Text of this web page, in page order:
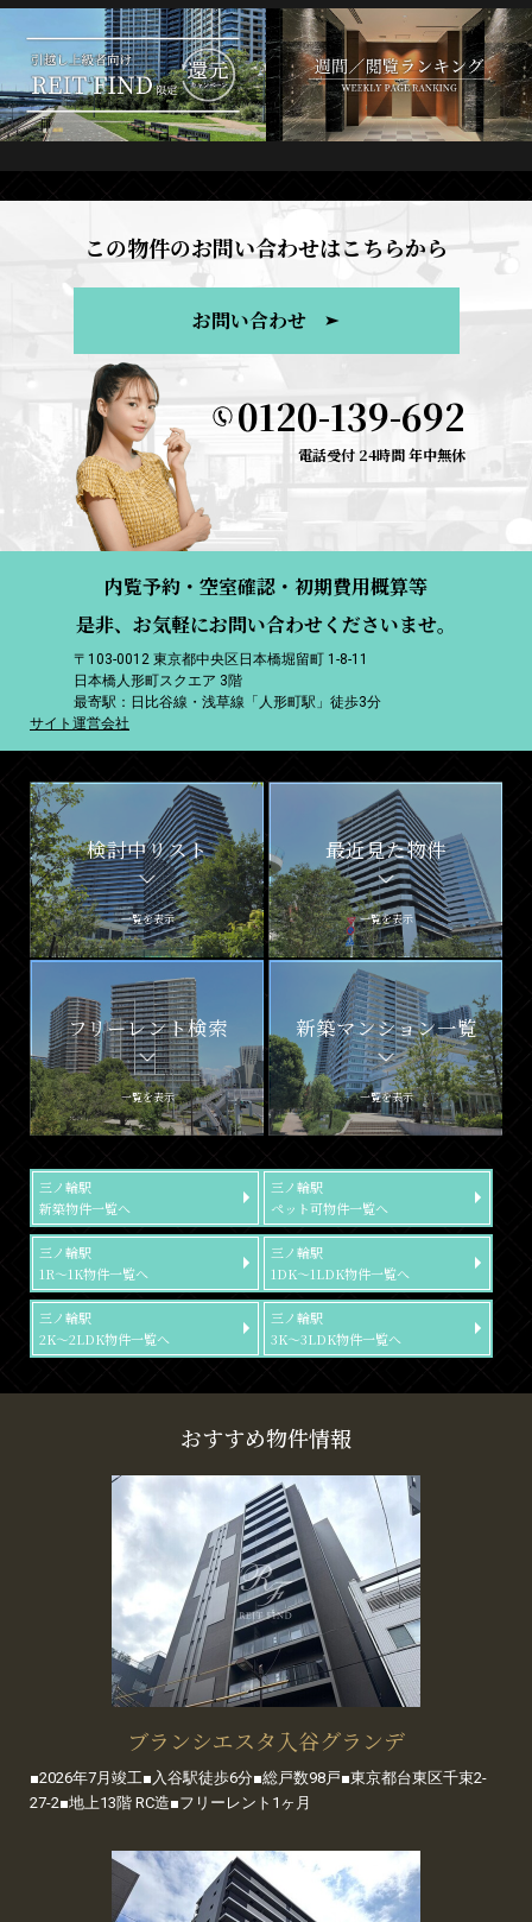
この物件のお問い合わせはこちらから
お問い合わせ
0120-139-692
電話受付 24時間 年中無休
内覧予約・空室確認・初期費用概算等
是非、お気軽にお問い合わせくださいませ。
〒103-0012 東京都中央区日本橋堀留町 1-8-11
日本橋人形町スクエア 3階
最寄駅：日比谷線・浅草線「人形町駅」徒歩3分
サイト運営会社
検討中リスト
一覧を表示
最近見た物件
一覧を表示
フリーレント検索
一覧を表示
新築マンション一覧
一覧を表示
三ノ輪駅
新築物件一覧へ
三ノ輪駅
ペット可物件一覧へ
三ノ輪駅
1R～1K物件一覧へ
三ノ輪駅
1DK～1LDK物件一覧へ
三ノ輪駅
2K～2LDK物件一覧へ
三ノ輪駅
3K～3LDK物件一覧へ
おすすめ物件情報
ブランシエスタ入谷グランデ
■2026年7月竣工■入谷駅徒歩6分■総戸数98戸■東京都台東区千束2-
27-2■地上13階 RC造■フリーレント1ヶ月